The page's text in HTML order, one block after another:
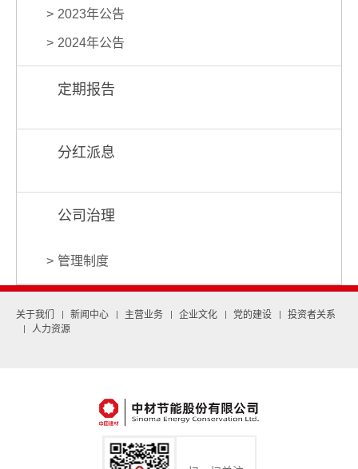
2023年公告
2024年公告
定期报告
分红派息
公司治理
管理制度
关于我们 新闻中心 主营业务 企业文化 党的建设
投资者关系
人力资源